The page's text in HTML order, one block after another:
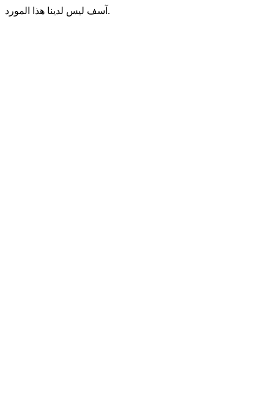
آسف ليس لدينا هذا المورد.